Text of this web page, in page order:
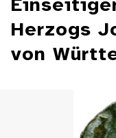
Herzogs
von